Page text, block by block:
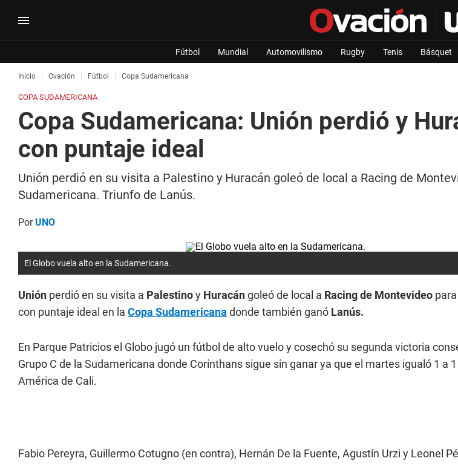
Fútbol Mundial Automovilismo Rugby Tenis Básquet
Inicio Ovación Fútbol Copa Sudamericana
COPA SUDAMERICANA
Copa Sudamericana: Unión perdió y
con puntaje ideal
Unión perdió en su visita a Palestino y Huracán goleó de local a Racing de
Sudamericana. Triunfo de Lanús.
PorUNO
El Globo vuela alto en la Sudamericana.
Unión perdió en su visita a Palestinoy Huracángoleó de local a Racing de Montevideo
con puntaje ideal en la Copa Sudamericana donde también ganó Lanús.
En Parque Patricios el Globo jugó un fútbol de alto vuelo y cosechó su segunda victoria
Grupo C de la Sudamericana donde Corinthans sigue sin ganar ya que el martes igualó 1 a 1
América de Cali.
Fabio Pereyra, Guillermo Cotugno (en contra), Hernán De la Fuente, Agustín Urzi y Leonel